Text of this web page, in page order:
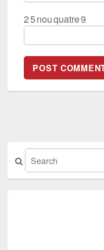
25nouquatre9